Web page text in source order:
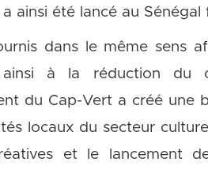
ainsi été lancé au Sénégal
dans le même sens
ainsi à la réduction du
du Cap-Vert a créé une
locaux du secteur
et le lancement